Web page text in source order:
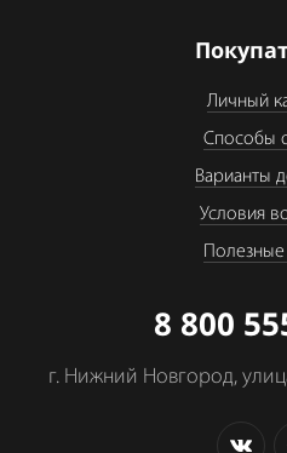
Личный
Способы
Варианты
Условия
Полезные
8 800
г. Нижний Новгород,